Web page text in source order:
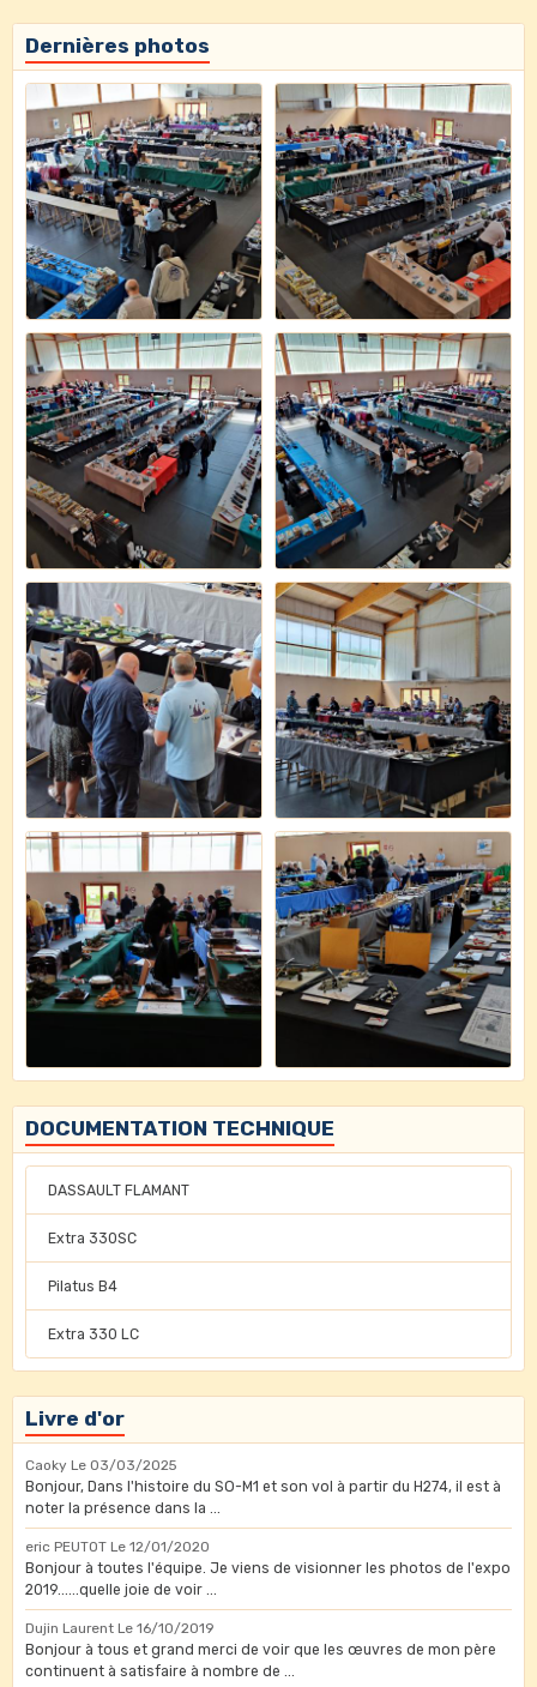
Dernières photos
DOCUMENTATION TECHNIQUE
DASSAULT FLAMANT
Extra 330SC
Pilatus B4
Extra 330 LC
Livre d'or
Caoky Le 03/03/2025
Bonjour, Dans l'histoire du SO-M1 et son vol à partir du H274, il est à
noter la présence dans la ...
eric PEUTOT Le 12/01/2020
Bonjour à toutes l'équipe. Je viens de visionner les photos de l'expo
2019......quelle joie de voir ...
Dujin Laurent Le 16/10/2019
Bonjour à tous et grand merci de voir que les œuvres de mon père
continuent à satisfaire à nombre de ...